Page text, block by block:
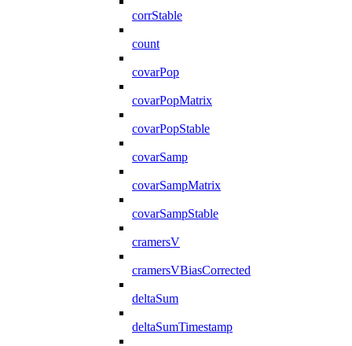
corrStable
count
covarPop
covarPopMatrix
covarPopStable
covarSamp
covarSampMatrix
covarSampStable
cramersV
cramersVBiasCorrected
deltaSum
deltaSumTimestamp